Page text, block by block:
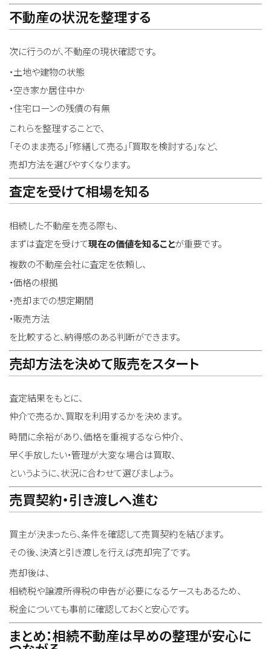
不動産の状況を整理する
次に行うのが、不動産の現状確認です。
・土地や建物の状態
・空き家か居住中か
・住宅ローンの残債の有無
これらを整理することで、
「そのまま売る」「修繕して売る」「買取を検討する」など、
売却方法を選びやすくなります。
査定を受けて相場を知る
相続した不動産を売る際も、
まずは査定を受けて現在の価値を知ることが重要です。
複数の不動産会社に査定を依頼し、
・価格の根拠
・売却までの想定期間
・販売方法
を比較すると、納得感のある判断ができます。
売却方法を決めて販売をスタート
査定結果をもとに、
仲介で売るか、買取を利用するかを決めます。
時間に余裕があり、価格を重視するなら仲介、
早く手放したい・管理が大変な場合は買取、
というように、状況に合わせて選びましょう。
売買契約・引き渡しへ進む
買主が決まったら、条件を確認して売買契約を結びます。
その後、決済と引き渡しを行えば売却完了です。
売却後は、
相続税や譲渡所得税の申告が必要になるケースもあるため、
税金についても事前に確認しておくと安心です。
まとめ：相続不動産は早めの整理が安心に